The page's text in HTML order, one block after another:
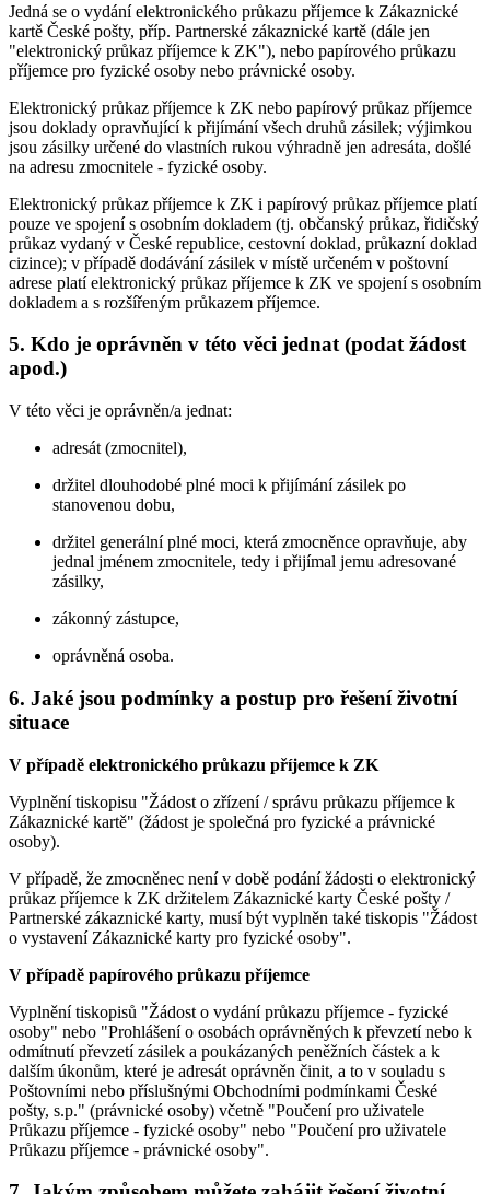
Jedná se o vydání elektronického průkazu příjemce k Zákaznické
kartě České pošty, příp. Partnerské zákaznické kartě (dále jen
"elektronický průkaz příjemce k ZK"), nebo papírového průkazu
příjemce pro fyzické osoby nebo právnické osoby.
Elektronický průkaz příjemce k ZK nebo papírový průkaz příjemce
jsou doklady opravňující k přijímání všech druhů zásilek; výjimkou
jsou zásilky určené do vlastních rukou výhradně jen adresáta, došlé
na adresu zmocnitele - fyzické osoby.
Elektronický průkaz příjemce k ZK i papírový průkaz příjemce platí
pouze ve spojení s osobním dokladem (tj. občanský průkaz, řidičský
průkaz vydaný v České republice, cestovní doklad, průkazní doklad
cizince); v případě dodávání zásilek v místě určeném v poštovní
adrese platí elektronický průkaz příjemce k ZK ve spojení s osobním
dokladem a s rozšířeným průkazem příjemce.
5. Kdo je oprávněn v této věci jednat (podat žádost
apod.)
V této věci je oprávněn/a jednat:
adresát (zmocnitel),
držitel dlouhodobé plné moci k přijímání zásilek po
stanovenou dobu,
držitel generální plné moci, která zmocněnce opravňuje, aby
jednal jménem zmocnitele, tedy i přijímal jemu adresované
zásilky,
zákonný zástupce,
oprávněná osoba.
6. Jaké jsou podmínky a postup pro řešení životní
situace
V případě elektronického průkazu příjemce k ZK
Vyplnění tiskopisu "Žádost o zřízení / správu průkazu příjemce k
Zákaznické kartě" (žádost je společná pro fyzické a právnické
osoby).
V případě, že zmocněnec není v době podání žádosti o elektronický
průkaz příjemce k ZK držitelem Zákaznické karty České pošty /
Partnerské zákaznické karty, musí být vyplněn také tiskopis "Žádost
o vystavení Zákaznické karty pro fyzické osoby".
V případě papírového průkazu příjemce
Vyplnění tiskopisů "Žádost o vydání průkazu příjemce - fyzické
osoby" nebo "Prohlášení o osobách oprávněných k převzetí nebo k
odmítnutí převzetí zásilek a poukázaných peněžních částek a k
dalším úkonům, které je adresát oprávněn činit, a to v souladu s
Poštovními nebo příslušnými Obchodními podmínkami České
pošty, s.p." (právnické osoby) včetně "Poučení pro uživatele
Průkazu příjemce - fyzické osoby" nebo "Poučení pro uživatele
Průkazu příjemce - právnické osoby".